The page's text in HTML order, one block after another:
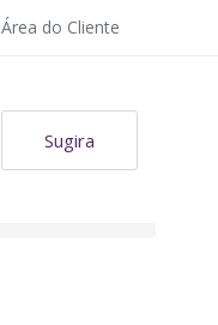
Área do Cliente
Sugira